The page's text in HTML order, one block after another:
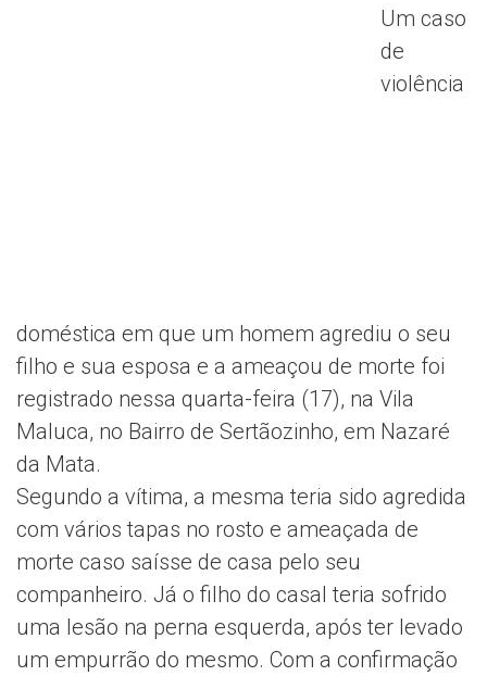
Um caso
de
violência
doméstica em que um homem agrediu o seu
filho e sua esposa e a ameaçou de morte foi
registrado nessa quarta-feira (17), na Vila
Maluca, no Bairro de Sertãozinho, em Nazaré
da Mata.
Segundo a vítima, a mesma teria sido agredida
com vários tapas no rosto e ameaçada de
morte caso saísse de casa pelo seu
companheiro. Já o filho do casal teria sofrido
uma lesão na perna esquerda, após ter levado
um empurrão do mesmo. Com a confirmação